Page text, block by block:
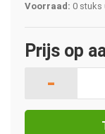
Voorraad: 0 stuks
Prijs op
-